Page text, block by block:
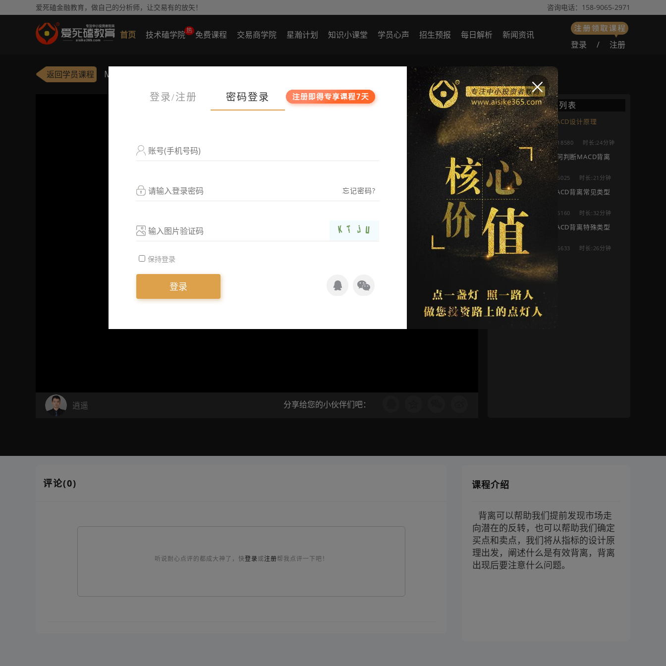
爱死磕金融教育，做自己的分析师，让交易有的放矢！ 咨询电话：158-9065-2971
首页 技术磕学院热 免费课程 交易商学院 星瀚计划 知识小课堂 学员心声 招生预报 每日解析
新闻资讯
登录
/ 注册
登录/注册 密码登录
忘记密码?
保持登录
登录
返回学员课程 MACD设计原理 最近观看：18579人
逍遥 分享给您的小伙伴们吧：
播放列表
MACD设计原理
18580 时长:24分钟
如何判断MACD背离
6025 时长:21分钟
MACD背离常见类型
6160 时长:32分钟
MACD背离特殊类型
5633 时长:26分钟
评论(0)
听说耐心点评的都成大神了，快登录或注册帮我点评一下吧！
课程介绍
背离可以帮助我们提前发现市场走
向潜在的反转，也可以帮助我们确定
买点和卖点，我们将从指标的设计原
理出发，阐述什么是有效背离，背离
出现后要注意什么问题。